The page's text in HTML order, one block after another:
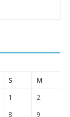
1
2
8
9
15
16